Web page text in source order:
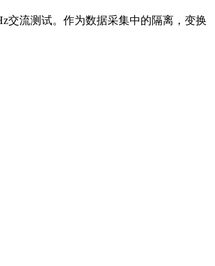
交流测试。作为数据采集中的隔离，变换